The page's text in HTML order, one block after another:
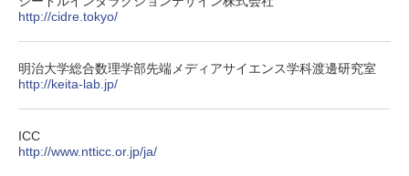
http://cidre.tokyo/
明治大学総合数理学部先端メディアサイエンス学科渡邊研究室
http://keita-lab.jp/
ICC
http://www.ntticc.or.jp/ja/